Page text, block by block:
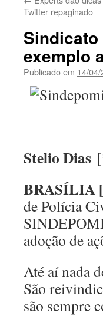
Twitter repaginado
Sindicato
exemplo
Publicado em 14/
Stelio Dias
BRASÍLIA [
de Polícia
adoção de
Até aí nada
São
são sempre